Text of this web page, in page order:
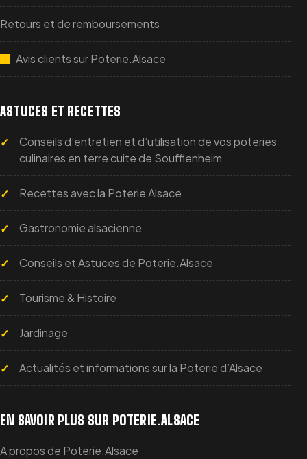
Retours et de remboursements
Avis clients sur Poterie.Alsace
ASTUCES ET RECETTES
Conseils d’entretien et d’utilisation de vos poteries
culinaires en terre cuite de Soufflenheim
Recettes avec la Poterie Alsace
Gastronomie alsacienne
Conseils et Astuces de Poterie.Alsace
Tourisme & Histoire
Jardinage
Actualités et informations sur la Poterie d’Alsace
EN SAVOIR PLUS SUR POTERIE.ALSACE
A propos de Poterie.Alsace